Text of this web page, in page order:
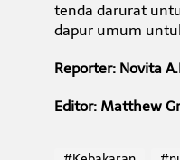
tenda darurat
dapur umum
Reporter: Novita
Editor: Matthew